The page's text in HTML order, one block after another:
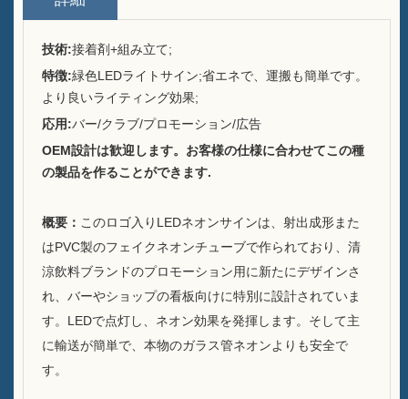
運用
私たちが提供したブランド
私たちのチーム
カタログ
ケースE LEDスクーアアイス
バケツ
ケースD X形状レジンディスプ
技術:接着剤+組み立て;
特徴:緑色LEDライトサイン;省エネで、運搬も簡単です。
より良いライティング効果;
応用:バー/クラブ/プロモーション/広告
OEM設計は歓迎します。お客様の仕様に合わせてこの種
の製品を作ることができます.
概要 ： このロゴ入りLEDネオンサインは、射出成形また
はPVC製のフェイクネオンチューブで作られており、清
涼飲料ブランドのプロモーション用に新たにデザインさ
れ、バーやショップの看板向けに特別に設計されていま
す。 LEDで点灯し、ネオン効果を発揮します。そして主
に輸送が簡単で、本物のガラス管ネオンよりも安全で
す。